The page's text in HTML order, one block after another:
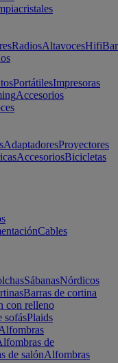
RadiosAltavocesHifi
PortátilesImpresoras
Accesorios
AdaptadoresProyectores
AccesoriosBicicletas
Cables
SábanasNórdicos
Barras de cortina
con relleno
sofásPlaids
de
de salónAlfombras